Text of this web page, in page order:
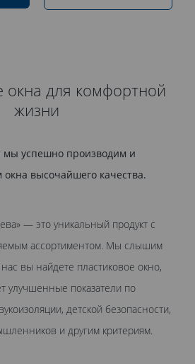
окна для комфортной
жизни
мы успешно производим и
окна высочайшего качества.
— это уникальный продукт с
ассортиментом. Мы слышим
вы найдете пластиковое окно,
улучшенные показатели по
детской безопасности,
и другим критериям.